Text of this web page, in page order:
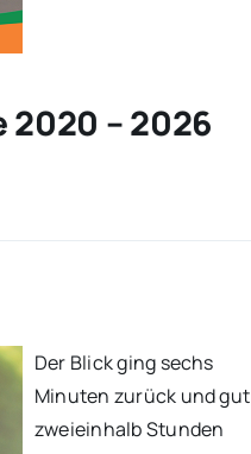
2020 – 2026
Der Blick ging sechs
Minuten zurück und gut
zweieinhalb Stunden